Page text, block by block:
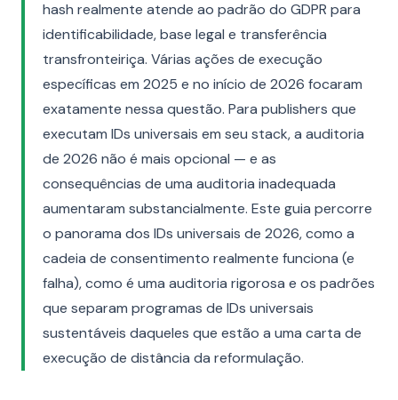
hash realmente atende ao padrão do GDPR para
identificabilidade, base legal e transferência
transfronteiriça. Várias ações de execução
específicas em 2025 e no início de 2026 focaram
exatamente nessa questão. Para publishers que
executam IDs universais em seu stack, a auditoria
de 2026 não é mais opcional — e as
consequências de uma auditoria inadequada
aumentaram substancialmente. Este guia percorre
o panorama dos IDs universais de 2026, como a
cadeia de consentimento realmente funciona (e
falha), como é uma auditoria rigorosa e os padrões
que separam programas de IDs universais
sustentáveis daqueles que estão a uma carta de
execução de distância da reformulação.